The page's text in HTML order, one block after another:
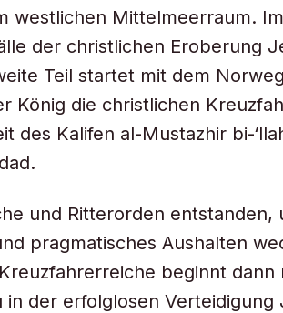
westlichen Mittelmeerraum.
der christlichen Eroberung
Teil startet mit dem
König die christlichen
des Kalifen al-Mustazhir bi-
und Ritterorden entstanden,
pragmatisches Aushalten
beginnt dann
in der erfolglosen Verteidigung